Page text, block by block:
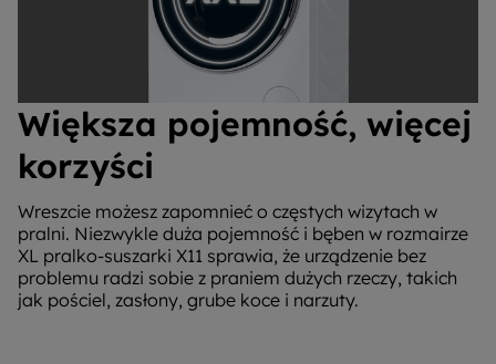
Większa pojemność, więcej
korzyści
Wreszcie możesz zapomnieć o częstych wizytach w
pralni. Niezwykle duża pojemność i bęben w rozmairze
XL pralko-suszarki X11 sprawia, że urządzenie bez
problemu radzi sobie z praniem dużych rzeczy, takich
jak pościel, zasłony, grube koce i narzuty.